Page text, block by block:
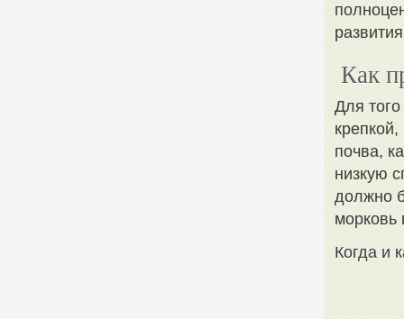
Как
Для
почва,
низкую
должно
морковь
Когда и